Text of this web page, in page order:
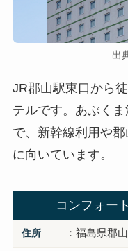
出
JR郡山駅東口から
テルです。あぶくま
で、新幹線利用や
に向いています。
コンフォー
住所 ：福島県郡